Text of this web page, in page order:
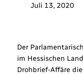
Juli 13, 2020
Der
im Hessischen
Drohbrief-Affäre